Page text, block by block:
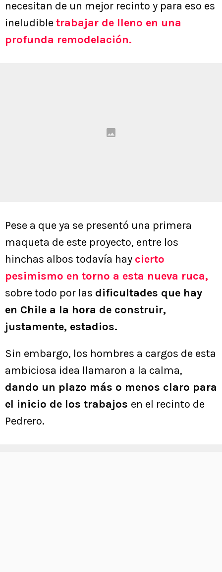
necesitan de un mejor recinto y para eso es
ineludibletrabajar de lleno en una
profunda remodelación.
Pese a que ya se presentó una primera
maqueta de este proyecto, entre los
hinchas albos todavía hay cierto
pesimismo en torno a esta nueva ruca,
sobre todo por las dificultades que hay
en Chile a la hora de construir,
justamente, estadios.
Sin embargo, los hombres a cargos de esta
ambiciosa idea llamaron a la calma,
dando un plazo más o menos claro para
el inicio de los trabajos en el recinto de
Pedrero.